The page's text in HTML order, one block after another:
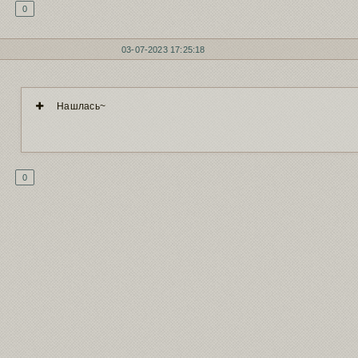
0
03-07-2023 17:25:18
Нашлась~
0